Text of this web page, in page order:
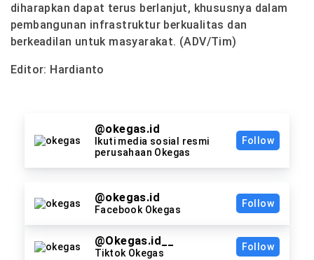
diharapkan dapat terus berlanjut, khususnya dalam
pembangunan infrastruktur berkualitas dan
berkeadilan untuk masyarakat. (ADV/Tim)
Editor: Hardianto
@okegas.id
Ikuti media sosial resmi
perusahaan Okegas
Follow
@okegas.id
Facebook Okegas
Follow
@Okegas.id__
Tiktok Okegas
Follow